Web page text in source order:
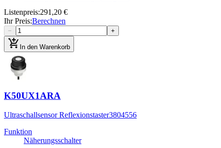
Listenpreis:291,20 €
Ihr Preis:Berechnen
− +
add_shopping_cart In den Warenkorb
K50UX1ARA
Ultraschallsensor Reflexionstaster3804556
Funktion
Näherungsschalter